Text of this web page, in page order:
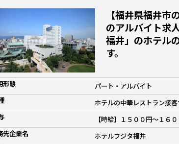
【福井県福井
のアルバイト求
福井」のホテル
す。
形態
パート・アルバイト
ホテルの中華レストラン接
【時給】１５００円～１６
先企業名
ホテルフジタ福井